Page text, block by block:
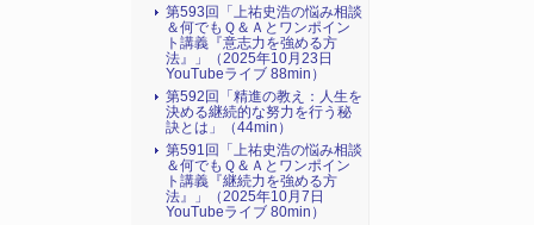
第593回「上祐史浩の悩み相談
＆何でもＱ＆Ａとワンポイン
ト講義『意志力を強める方
法』​」（2025年10月23日
YouTubeライブ 88min）
第592回「精進の教え：人生を
決める継続的な努力を行う秘
訣とは」（44min）
第591回「上祐史浩の悩み相談
＆何でもＱ＆Ａとワンポイン
ト講義『継続力を強める方
法』​」（2025年10月7日
YouTubeライブ 80min）